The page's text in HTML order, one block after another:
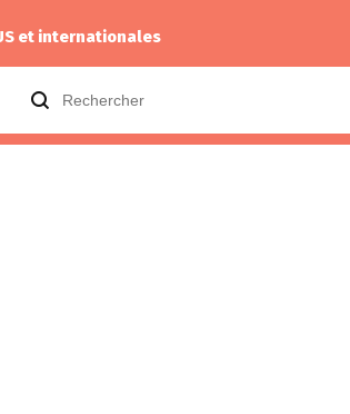
et internationales
13 àHouse of the Dragon 3.02